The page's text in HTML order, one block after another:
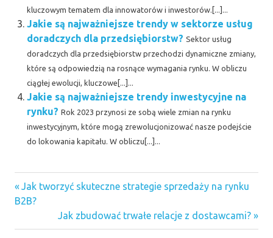
kluczowym tematem dla innowatorów i inwestorów.[...]...
Jakie są najważniejsze trendy w sektorze usług
doradczych dla przedsiębiorstw? Sektor usług
doradczych dla przedsiębiorstw przechodzi dynamiczne zmiany,
które są odpowiedzią na rosnące wymagania rynku. W obliczu
ciągłej ewolucji, kluczowe[...]...
Jakie są najważniejsze trendy inwestycyjne na
rynku? Rok 2023 przynosi ze sobą wiele zmian na rynku
inwestycyjnym, które mogą zrewolucjonizować nasze podejście
do lokowania kapitału. W obliczu[...]...
Nawigacja
Previous
Post:
Jak tworzyć skuteczne strategie sprzedaży na rynku
B2B?
Next
Post:
Jak zbudować trwałe relacje z dostawcami?